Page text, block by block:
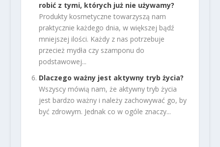
robić z tymi, których już nie używamy?
Produkty kosmetyczne towarzyszą nam
praktycznie każdego dnia, w większej bądź
mniejszej ilości. Każdy z nas potrzebuje
przecież mydła czy szamponu do
podstawowej...
Dlaczego ważny jest aktywny tryb życia?
Wszyscy mówią nam, że aktywny tryb życia
jest bardzo ważny i należy zachowywać go, by
być zdrowym. Jednak co w ogóle znaczy...